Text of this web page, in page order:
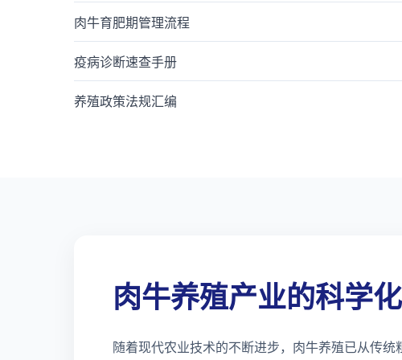
肉牛育肥期管理流程
疫病诊断速查手册
养殖政策法规汇编
肉牛养殖产业的科学
随着现代农业技术的不断进步，肉牛养殖已从传